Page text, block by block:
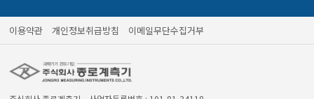
이용약관 개인정보취급방침 이메일무단수집거부